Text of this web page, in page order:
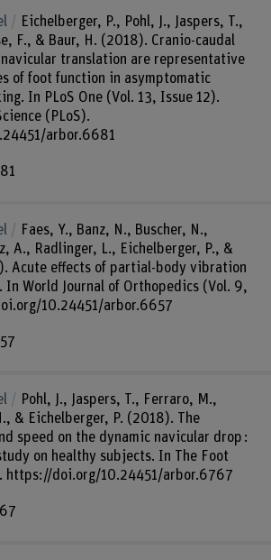
Eichelberger, P., Pohl, J., Jaspers, T.,
F., & Baur, H. (2018). Cranio-caudal
translation are representative
of foot function in asymptomatic
In PLoS One (Vol. 13, Issue 12).
(PLoS).
arbor.6681
Faes, Y., Banz, N., Buscher, N.,
A., Radlinger, L., Eichelberger, P., &
Acute effects of partial-body vibration
World Journal of Orthopedics (Vol. 9,
10.24451/arbor.6657
Pohl, J., Jaspers, T., Ferraro, M.,
& Eichelberger, P. (2018). The
speed on the dynamic navicular drop :
on healthy subjects. In The Foot
https://doi.org/10.24451/arbor.6767